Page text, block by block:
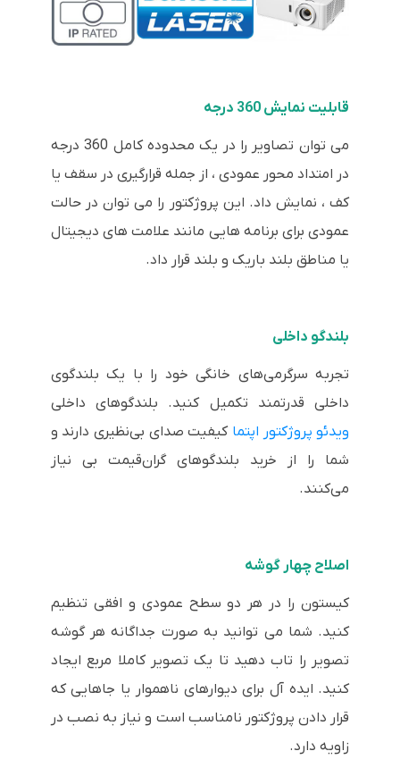
قابلیت نمایش 360 درجه
می توان تصاویر را در یک محدوده کامل 360 درجه
در امتداد محور عمودی ، از جمله قرارگیری در سقف یا
کف ، نمایش داد. این پروژکتور را می توان در حالت
عمودی برای برنامه هایی مانند علامت های دیجیتال
یا مناطق بلند باریک و بلند قرار داد.
بلندگو داخلی
تجربه سرگرمی‌های خانگی خود را با یک بلندگوی
داخلی قدرتمند تکمیل کنید. بلندگوهای داخلی
ویدئو پروژکتور اپتما کیفیت صدای بی‌نظیری دارند و
شما را از خرید بلندگوهای گران‌قیمت بی نیاز
می‌کنند.
اصلاح چهار گوشه
کیستون را در هر دو سطح عمودی و افقی تنظیم
کنید. شما می توانید به صورت جداگانه هر گوشه
تصویر را تاب دهید تا یک تصویر کاملا مربع ایجاد
کنید. ایده آل برای دیوارهای ناهموار یا جاهایی که
قرار دادن پروژکتور نامناسب است و نیاز به نصب در
زاویه دارد.